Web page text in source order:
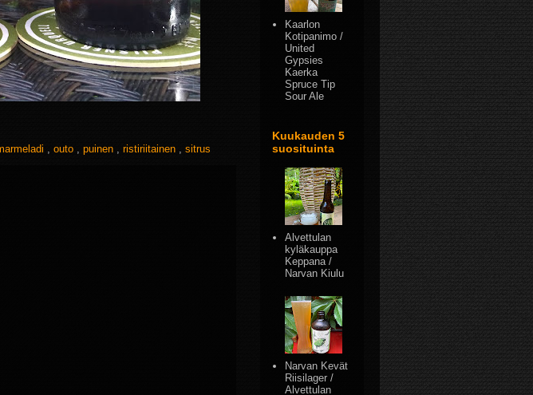
outo puinen ristiriitainen sitrus
Kaarlon
Kotipanimo /
United
Gypsies
Kaerka
Spruce Tip
Sour Ale
Kuukauden 5
suosituinta
Alvettulan
kyläkauppa
Keppana /
Narvan Kiulu
Narvan Kevät
Riisilager /
Alvettulan